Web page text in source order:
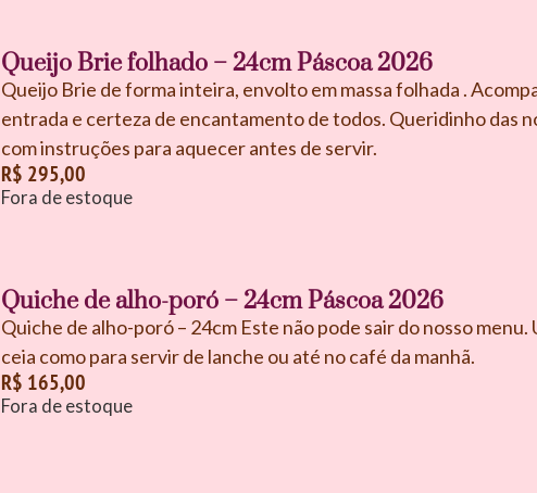
Queijo Brie folhado – 24cm Páscoa 2026
Queijo Brie de forma inteira, envolto em massa folhada .
entrada e certeza de encantamento de todos. Queridinho das
com instruções para aquecer antes de servir.
R$ 295,00
Fora de estoque
Quiche de alho-poró – 24cm Páscoa 2026
Quiche de alho-poró – 24cm Este não pode sair do nosso
ceia como para servir de lanche ou até no café da manhã.
R$ 165,00
Fora de estoque